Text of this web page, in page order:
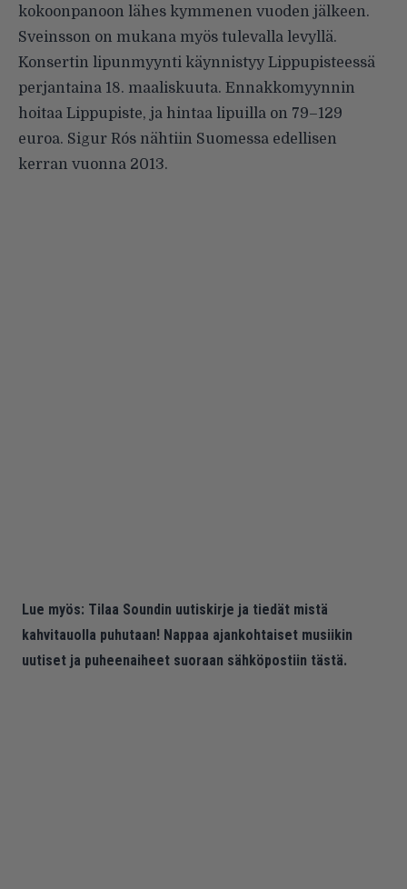
kokoonpanoon lähes kymmenen vuoden jälkeen.
Sveinsson on mukana myös tulevalla levyllä.
Konsertin lipunmyynti käynnistyy Lippupisteessä
perjantaina 18. maaliskuuta. Ennakkomyynnin
hoitaa Lippupiste, ja hintaa lipuilla on 79–129
euroa. Sigur Rós nähtiin Suomessa edellisen
kerran vuonna 2013.
Lue myös: Tilaa Soundin uutiskirje ja tiedät mistä
kahvitauolla puhutaan! Nappaa ajankohtaiset musiikin
uutiset ja puheenaiheet suoraan sähköpostiin tästä.